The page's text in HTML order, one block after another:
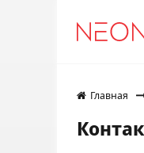
Главная